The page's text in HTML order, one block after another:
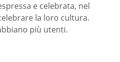
e celebrata, nel
la loro cultura.
più utenti.